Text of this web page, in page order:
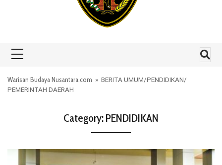
Warisan Budaya Nusantara.com » BERITA UMUM/PENDIDIKAN/
PEMERINTAH DAERAH
Category:PENDIDIKAN